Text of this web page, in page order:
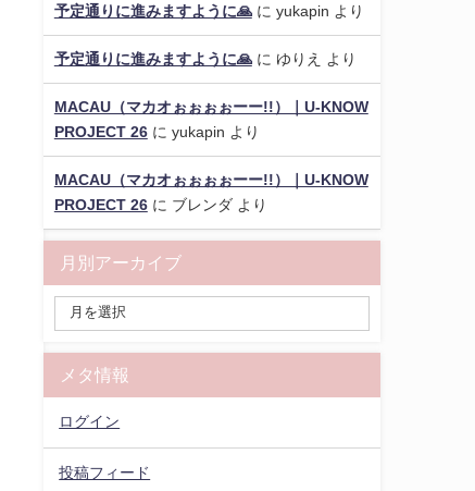
予定通りに進みますように🙏に yukapin より
予定通りに進みますように🙏に ゆりえ より
MACAU（マカオぉぉぉぉーー!!）｜U-KNOW
PROJECT 26に yukapin より
MACAU（マカオぉぉぉぉーー!!）｜U-KNOW
PROJECT 26に ブレンダより
月別アーカイブ
メタ情報
ログイン
投稿フィード